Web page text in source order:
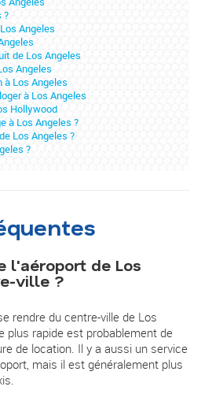
?
Angeles
de Los Angeles
Angeles
Los Angeles
à Los Angeles
Hollywood
à Los Angeles ?
Los Angeles ?
?
l'aéroport de Los
ville ?
rendre du centre-ville de Los
plus rapide est probablement de
de location. Il y a aussi un service
mais il est généralement plus